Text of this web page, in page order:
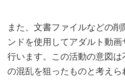
また、文書ファイルなどの
ンドを使用してアダルト動
行います。この活動の意図
の混乱を狙ったものと考えら